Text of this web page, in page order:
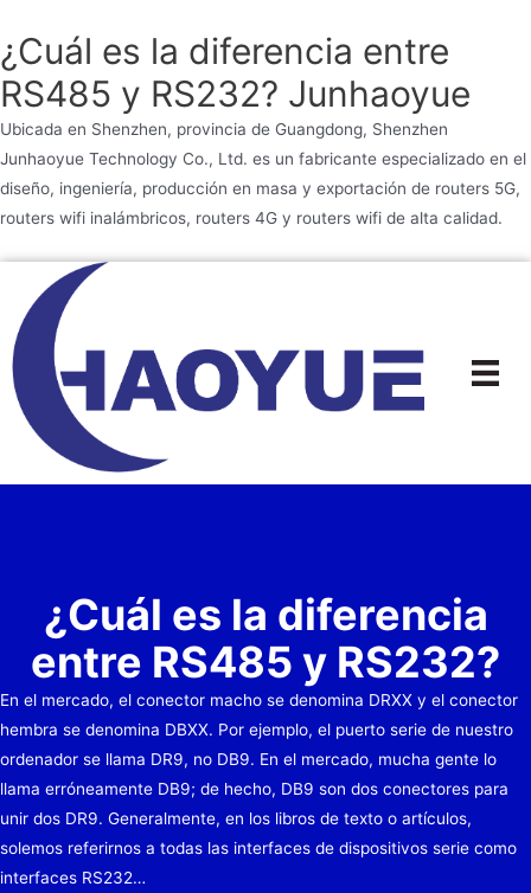
¿Cuál es la diferencia entre
RS485 y RS232? Junhaoyue
Ubicada en Shenzhen, provincia de Guangdong, Shenzhen
Junhaoyue Technology Co., Ltd. es un fabricante especializado en el
diseño, ingeniería, producción en masa y exportación de routers 5G,
routers wifi inalámbricos, routers 4G y routers wifi de alta calidad.
contenido
¿Cuál es la diferencia
entre RS485 y RS232?
En el mercado, el conector macho se denomina DRXX y el conector
hembra se denomina DBXX. Por ejemplo, el puerto serie de nuestro
ordenador se llama DR9, no DB9. En el mercado, mucha gente lo
llama erróneamente DB9; de hecho, DB9 son dos conectores para
unir dos DR9. Generalmente, en los libros de texto o artículos,
solemos referirnos a todas las interfaces de dispositivos serie como
interfaces RS232…